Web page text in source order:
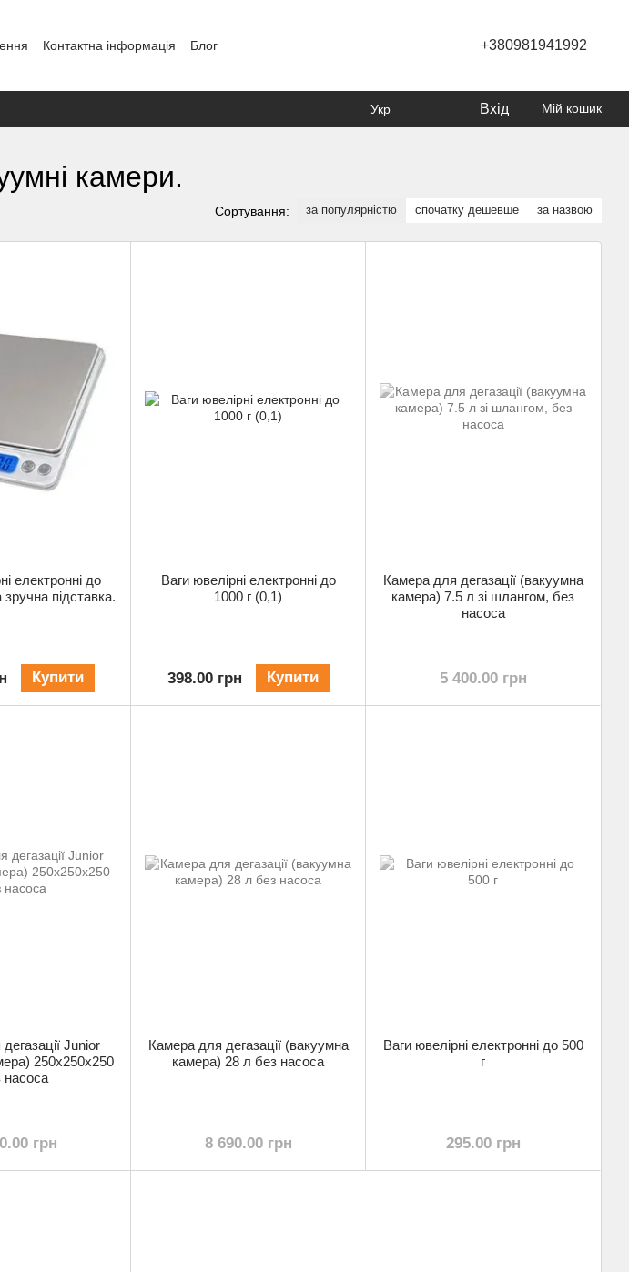
Контактна інформація Блог +380981941992
Укр Вхід Мій кошик
камери.
Сортування: за популярністю спочатку дешевше за назвою
електронні до
підставка.
Купити
Ваги ювелірні електронні до
1000 г (0,1)
398.00 грн Купити
Камера для дегазації (вакуумна
камера) 7.5 л зі шлангом, без
насоса
5 400.00 грн
Junior
250х250х250
насоса
грн
Камера для дегазації (вакуумна
камера) 28 л без насоса
8 690.00 грн
Ваги ювелірні електронні до 500
г
295.00 грн